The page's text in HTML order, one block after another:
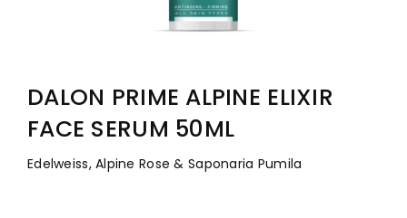
DALON PRIME ALPINE ELIXIR
FACE SERUM 50ML
Edelweiss, Alpine Rose & Saponaria Pumila